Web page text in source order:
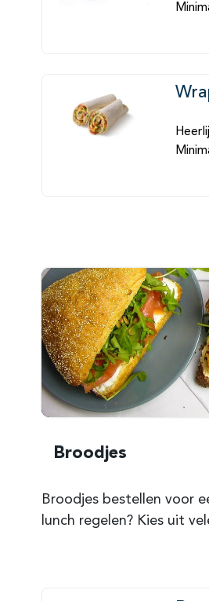
Broodjes
Broodjes bestellen voor
lunch regelen? Kies uit